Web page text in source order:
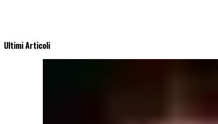
Ultimi Articoli